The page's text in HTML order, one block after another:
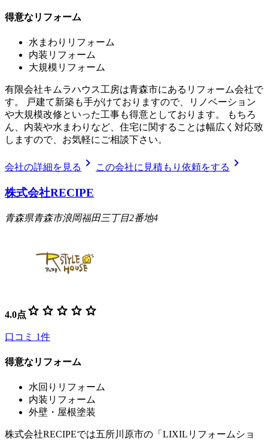
得意なリフォーム
水まわりリフォーム
内装リフォーム
大規模リフォーム
有限会社キムラハウス工房は青森市にあるリフォーム会社で
す。 戸建て新築も手がけておりますので、リノベーション
や大規模改修といった工事も得意としております。 もちろ
ん、内装や水まわりなど、住宅に関することは幅広く対応致
しますので、お気軽にご相談下さい。
会社の詳細を見る chevron_right この会社に見積もり依頼をする chevron_right
株式会社RECIPE
青森県青森市浪岡福田三丁目2番地4
4.0点 star star star star star
口コミ 1件
得意なリフォーム
水回りリフォーム
内装リフォーム
外壁・屋根塗装
株式会社RECIPEでは五所川原市の「LIXILリフォームショ